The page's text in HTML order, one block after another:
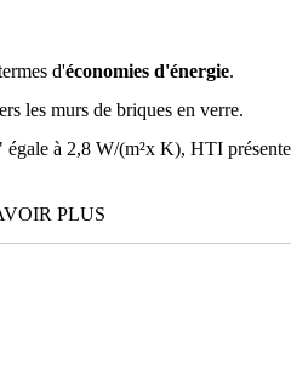
d'économies d'énergie.
les murs de briques en verre.
à 2,8 W/(m²x K), HTI
PLUS